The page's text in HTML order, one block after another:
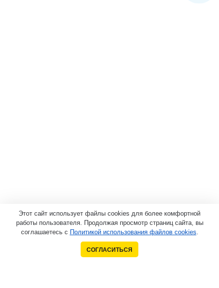
Этот сайт использует файлы cookies для более комфортной
работы пользователя. Продолжая просмотр страниц сайта, вы
соглашаетесь с Политикой использования файлов cookies.
СОГЛАСИТЬСЯ